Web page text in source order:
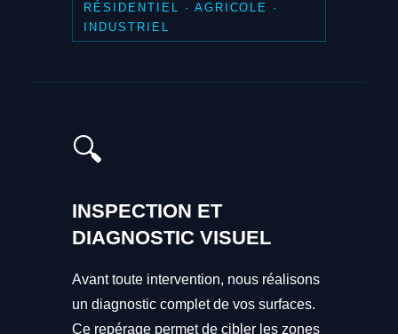
RÉSIDENTIEL · AGRICOLE ·
INDUSTRIEL
🔍
INSPECTION ET
DIAGNOSTIC VISUEL
Avant toute intervention, nous réalisons
un diagnostic complet de vos surfaces.
Ce repérage permet de cibler les zones